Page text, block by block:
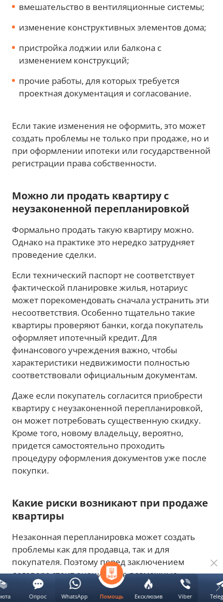
вмешательство в вентиляционные системы;
изменение конструктивных элементов дома;
пристройка лоджии или балкона с
изменением конструкций;
прочие работы, для которых требуется
проектная документация и согласование.
Если такие изменения не оформить, это может
создать проблемы не только при продаже, но и
при оформлении ипотеки или государственной
регистрации права собственности.
Можно ли продать квартиру с
неузаконенной перепланировкой
Формально продать такую квартиру можно.
Однако на практике это нередко затрудняет
проведение сделки.
Если технический паспорт не соответствует
фактической планировке жилья, нотариус
может порекомендовать сначала устранить эти
несоответствия. Особенно тщательно такие
квартиры проверяют банки, когда покупатель
оформляет ипотечный кредит. Для
финансового учреждения важно, чтобы
характеристики недвижимости полностью
соответствовали официальным документам.
Даже если покупатель согласится приобрести
квартиру с неузаконенной перепланировкой,
он может потребовать существенную скидку.
Кроме того, новому владельцу, вероятно,
придется самостоятельно проходить
процедуру оформления документов уже после
покупки.
Какие риски возникают при продаже
квартиры
Незаконная перепланировка может создать
проблемы как для продавца, так и для
покупателя. Поэтому перед заключением
договора стоит оценить все возможные
последствия.
Помощь Ексклюзив Viber
Опрос WhatsApp